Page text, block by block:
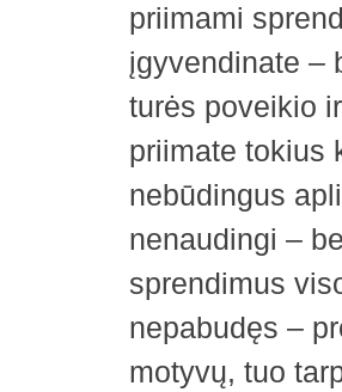
priimami
įgyvendinate –
turės poveikio
priimate tokius
nebūdingus
nenaudingi –
sprendimus
nepabudęs –
motyvų, tuo